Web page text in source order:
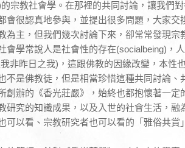
宗教社會學。在那裡的共同討論，讓我們
會很認真地參與，並提出很多問題，大家
為主，但我們幾次討論下來，卻常常發現宗
會學常說人是社會性的存在(socialbeing)，
非昨日之我)，這跟佛教的因緣改變，本性
不是佛教徒，但是相當珍惜這種共同討論、
創辦的《香光莊嚴》，始終也都抱懷著一
研究的知識成果，以及入世的社會生活，
可以看、宗教研究者也可以看的「雅俗共賞